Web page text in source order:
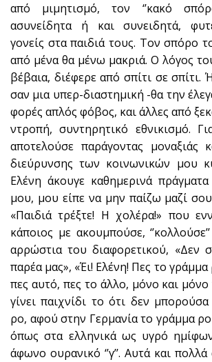
από μιμητισμό, τον ‘’κακό
ασυνείδητα ή και συνειδητά,
γονείς στα παιδιά τους. Τον σπόρο
από μένα θα μένω μακριά. Ο λόγος του
βέβαια, διέφερε από σπίτι σε σπίτι.
σαν μια υπερ-διαστημική -θα την
φορές απλός φόβος, και άλλες από
ντροπή, συντηρητικό εθνικισμό.
αποτελούσε παράγοντας μοναξιάς
διεύρυνσης των κοινωνικών μου
Ελένη άκουγε καθημερινά
μου, μου είπε να μην παίζω μαζί
«Παιδιά τρέξτε! Η χολέρα!» που
κάποιος με ακουμπούσε,
αρρώστια του διαφορετικού, «Δεν
παρέα μας», «Έι! Ελένη! Πες το γράμμα
πες αυτό, πες το άλλο, μόνο και μόνο
γίνει παιχνίδι το ότι δεν
ρο, αφού στην Γερμανία το γράμμα
όπως στα ελληνικά ως υγρό
άφωνο ουρανικό ‘’γ’’. Αυτά και